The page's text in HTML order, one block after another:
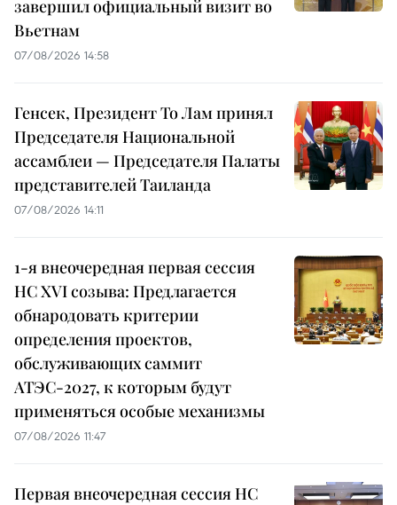
завершил официальный визит во
Вьетнам
07/08/2026 14:58
Генсек, Президент То Лам принял
Председателя Национальной
ассамблеи — Председателя Палаты
представителей Таиланда
07/08/2026 14:11
1-я внеочередная первая сессия
НС XVI созыва: Предлагается
обнародовать критерии
определения проектов,
обслуживающих саммит
АТЭС-2027, к которым будут
применяться особые механизмы
07/08/2026 11:47
Первая внеочередная сессия НС